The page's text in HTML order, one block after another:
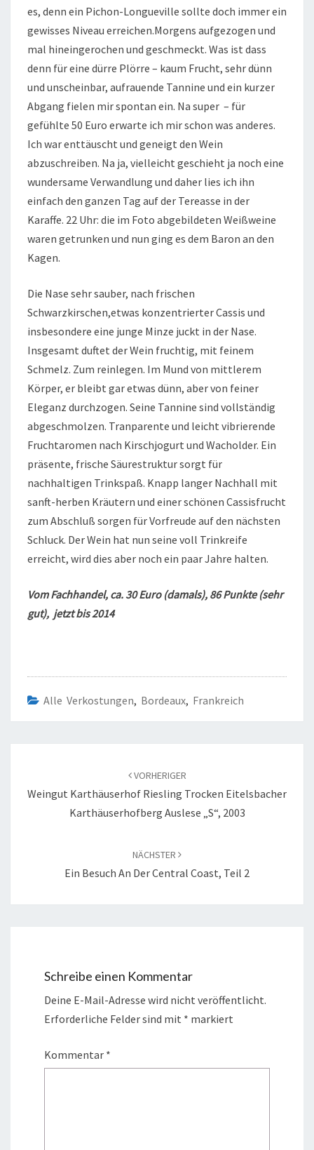
es, denn ein Pichon-Longueville sollte doch immer ein
gewisses Niveau erreichen.Morgens aufgezogen und
mal hineingerochen und geschmeckt. Was ist dass
denn für eine dürre Plörre – kaum Frucht, sehr dünn
und unscheinbar, aufrauende Tannine und ein kurzer
Abgang fielen mir spontan ein. Na super – für
gefühlte 50 Euro erwarte ich mir schon was anderes.
Ich war enttäuscht und geneigt den Wein
abzuschreiben. Na ja, vielleicht geschieht ja noch eine
wundersame Verwandlung und daher lies ich ihn
einfach den ganzen Tag auf der Tereasse in der
Karaffe. 22 Uhr: die im Foto abgebildeten Weißweine
waren getrunken und nun ging es dem Baron an den
Kagen.
Die Nase sehr sauber, nach frischen
Schwarzkirschen,etwas konzentrierter Cassis und
insbesondere eine junge Minze juckt in der Nase.
Insgesamt duftet der Wein fruchtig, mit feinem
Schmelz. Zum reinlegen. Im Mund von mittlerem
Körper, er bleibt gar etwas dünn, aber von feiner
Eleganz durchzogen. Seine Tannine sind vollständig
abgeschmolzen. Tranparente und leicht vibrierende
Fruchtaromen nach Kirschjogurt und Wacholder. Ein
präsente, frische Säurestruktur sorgt für
nachhaltigen Trinkspaß. Knapp langer Nachhall mit
sanft-herben Kräutern und einer schönen Cassisfrucht
zum Abschluß sorgen für Vorfreude auf den nächsten
Schluck. Der Wein hat nun seine voll Trinkreife
erreicht, wird dies aber noch ein paar Jahre halten.
Vom Fachhandel, ca. 30 Euro (damals), 86 Punkte (sehr
gut), jetzt bis 2014
Alle Verkostungen, Bordeaux, Frankreich
VORHERIGER
Weingut Karthäuserhof Riesling Trocken Eitelsbacher
Karthäuserhofberg Auslese „S“, 2003
NÄCHSTER
Ein Besuch An Der Central Coast, Teil 2
Schreibe einen Kommentar
Deine E-Mail-Adresse wird nicht veröffentlicht.
Erforderliche Felder sind mit * markiert
Kommentar *